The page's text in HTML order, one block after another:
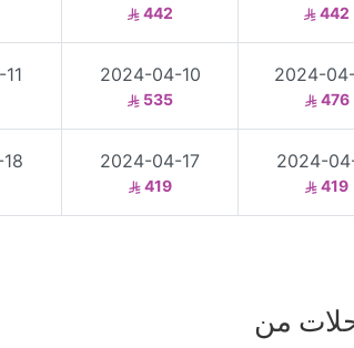
442
442
2024-
476
2024-04-10
535
2024-
419
2024-04-17
419
من